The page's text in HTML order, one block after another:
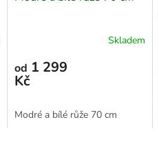
Skladem
od 1 299
Kč
Modré a bílé růže 70 cm